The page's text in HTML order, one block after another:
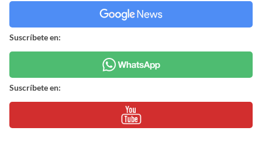
Suscríbete en:
Suscríbete en: